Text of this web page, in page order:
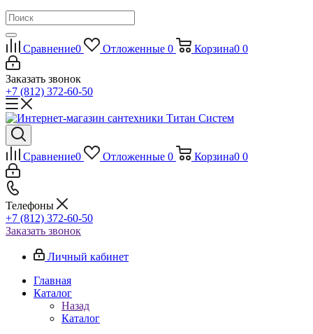
Сравнение0 Отложенные 0 Корзина0 0
Заказать звонок
+7 (812) 372-60-50
Сравнение0 Отложенные 0 Корзина0 0
Телефоны
+7 (812) 372-60-50
Заказать звонок
Личный кабинет
Главная
Каталог
Назад
Каталог